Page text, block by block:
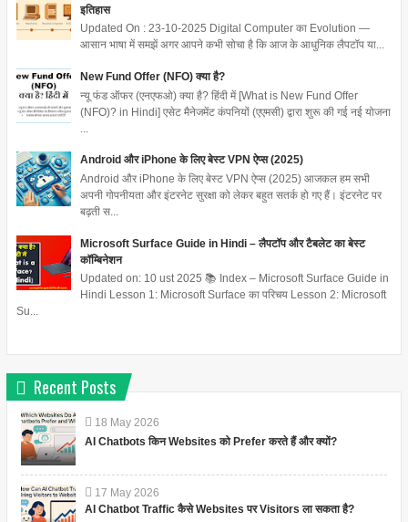
इतिहास
Updated On : 23-10-2025 Digital Computer का Evolution —
आसान भाषा में समझें अगर आपने कभी सोचा है कि आज के आधुनिक लैपटॉप या...
New Fund Offer (NFO) क्या है?
न्यू फंड ऑफर (एनएफओ) क्या है? हिंदी में [What is New Fund Offer
(NFO)? in Hindi] एसेट मैनेजमेंट कंपनियों (एएमसी) द्वारा शुरू की गई नई योजना
Android और iPhone के लिए बेस्ट VPN ऐप्स (2025)
Android और iPhone के लिए बेस्ट VPN ऐप्स (2025) आजकल हम सभी
अपनी गोपनीयता और इंटरनेट सुरक्षा को लेकर बहुत सतर्क हो गए हैं। इंटरनेट पर
बढ़ती स...
Microsoft Surface Guide in Hindi – लैपटॉप और टैबलेट का बेस्ट
कॉम्बिनेशन
Updated on: 10 ust 2025 📚 Index – Microsoft Surface Guide in
Hindi Lesson 1: Microsoft Surface का परिचय Lesson 2: Microsoft
Su...
Recent Posts
18 May 2026
AI Chatbots किन Websites को Prefer करते हैं और क्यों?
17 May 2026
AI Chatbot Traffic कैसे Websites पर Visitors ला सकता है?